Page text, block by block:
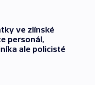
ve zlínské
personál,
ale policisté